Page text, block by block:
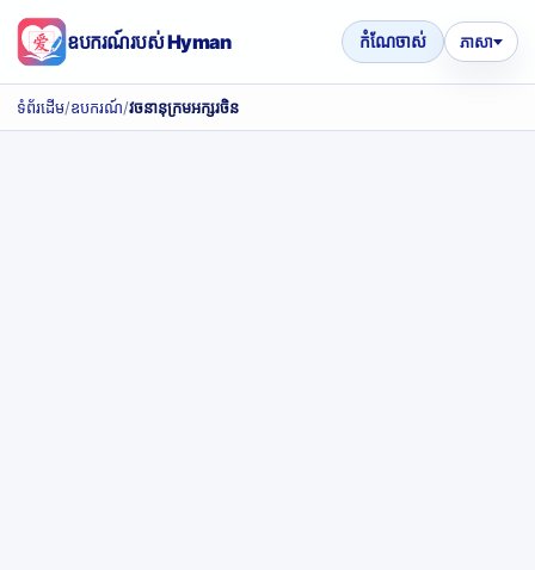
ឧបករណ៍របស់ Hyman កំណែចាស់ ភាសា
ទំព័រដើម/ឧបករណ៍/វចនានុក្រមអក្សរចិន